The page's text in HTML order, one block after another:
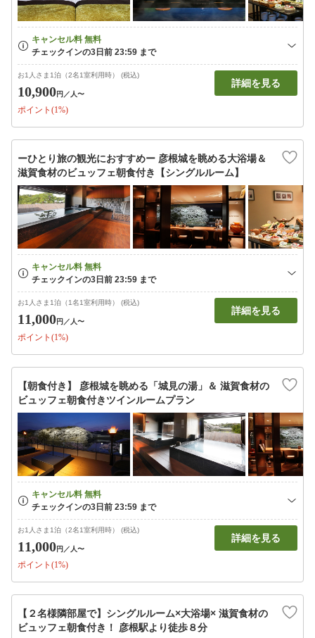
お1人さま1泊（2名1室利用時） (税込)
10,900円 ／人〜
ポイント(1%)
詳細を見る
ーひとり旅の観光におすすめー 彦根城を眺める大浴場＆
滋賀食材のビュッフェ朝食付き【シングルルーム】
お1人さま1泊（1名1室利用時） (税込)
11,000円 ／人〜
ポイント(1%)
詳細を見る
【朝食付き】 彦根城を眺める「城見の湯」＆ 滋賀食材の
ビュッフェ朝食付きツインルームプラン
お1人さま1泊（2名1室利用時） (税込)
11,000円 ／人〜
ポイント(1%)
詳細を見る
【２名様隣部屋で】シングルルーム×大浴場× 滋賀食材の
ビュッフェ朝食付き！ 彦根駅より徒歩８分